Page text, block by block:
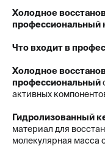
Холодное
профессиональный
Что входит в
Холодное
профессиональный
активных
Гидролизованный
материал для
молекулярная масса